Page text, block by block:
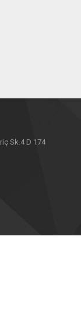
Sk.4 D 174